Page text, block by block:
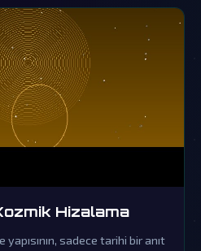
Hizalama
sadece tarihi bir anıt